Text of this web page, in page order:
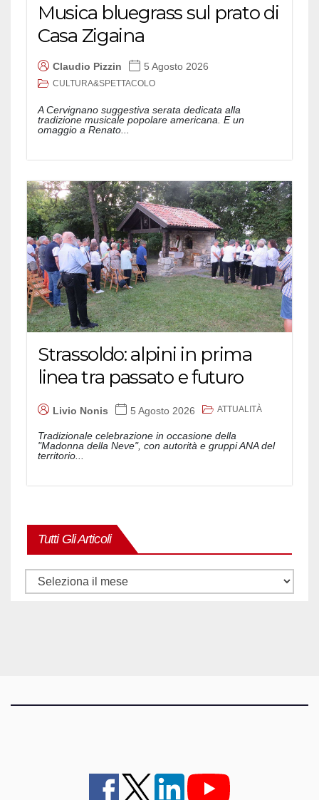
Musica bluegrass sul prato di
Casa Zigaina
Claudio Pizzin 5 Agosto 2026
CULTURA&SPETTACOLO
A Cervignano suggestiva serata dedicata alla
tradizione musicale popolare americana. E un
omaggio a Renato...
Strassoldo: alpini in prima
linea tra passato e futuro
Livio Nonis 5 Agosto 2026 ATTUALITÀ
Tradizionale celebrazione in occasione della
"Madonna della Neve", con autorità e gruppi ANA del
territorio...
Tutti Gli Articoli
Tutti